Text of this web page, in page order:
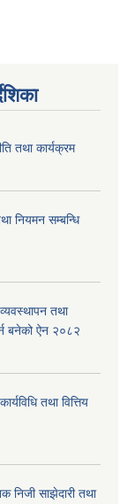
तथा कार्यक्रम
नियमन सम्बन्धि
व्यवस्थापन तथा
बनेको ऐन २०८२
तथा वित्तिय
निजी साझेदारी तथा